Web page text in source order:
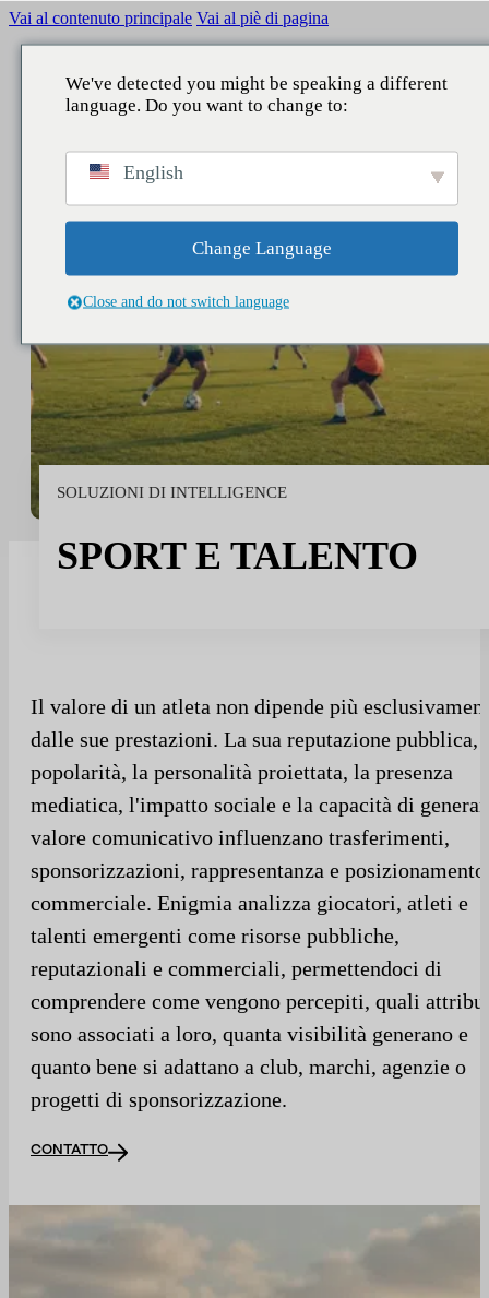
Vai al contenuto principale Vai al piè di pagina
SOLUZIONI DI INTELLIGENCE
SPORT E TALENTO
Il valore di un atleta non dipende più
dalle sue prestazioni. La sua reputazione pubblica,
popolarità, la personalità proiettata, la presenza
mediatica, l'impatto sociale e la capacità di
valore comunicativo influenzano trasferimenti,
sponsorizzazioni, rappresentanza e posizionamento
commerciale. Enigmia analizza giocatori, atleti e
talenti emergenti come risorse pubbliche,
reputazionali e commerciali, permettendoci di
comprendere come vengono percepiti, quali
sono associati a loro, quanta visibilità generano e
quanto bene si adattano a club, marchi, agenzie o
progetti di sponsorizzazione.
CONTATTO
We've detected you might be speaking a different
language. Do you want to change to:
English
Change Language
Close and do not switch language